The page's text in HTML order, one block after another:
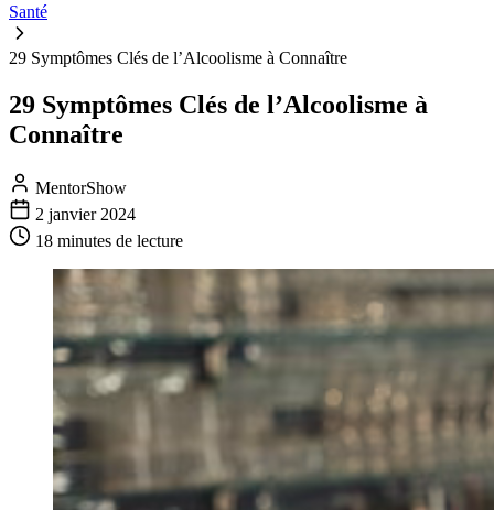
Santé
29 Symptômes Clés de l’Alcoolisme à Connaître
29 Symptômes Clés de l’Alcoolisme à
Connaître
MentorShow
2 janvier 2024
18 minutes de lecture